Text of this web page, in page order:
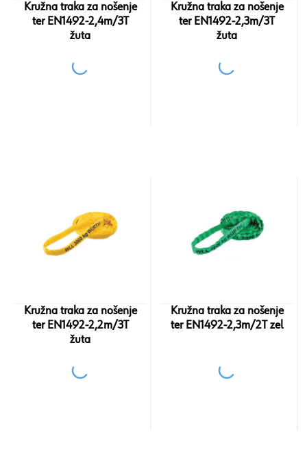
Kružna traka za nošenje
ter EN1492-2,4m/3T
žuta
Kružna traka za nošenje
ter EN1492-2,3m/3T
žuta
Kružna traka za nošenje
ter EN1492-2,2m/3T
žuta
Kružna traka za nošenje
ter EN1492-2,3m/2T zel